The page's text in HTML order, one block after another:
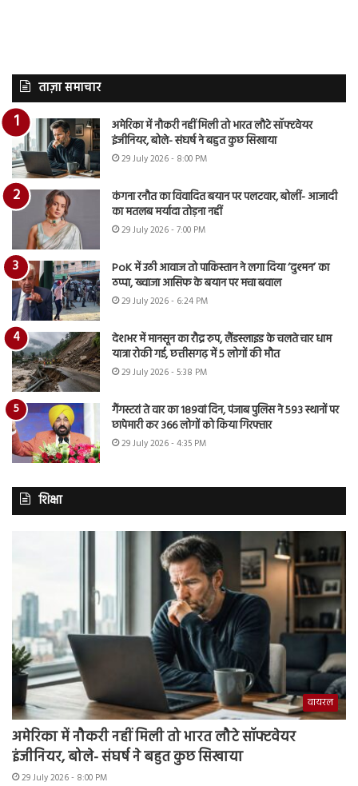
ताज़ा समाचार
अमेरिका में नौकरी नहीं मिली तो भारत लौटे सॉफ्टवेयर
इंजीनियर, बोले- संघर्ष ने बहुत कुछ सिखाया
29 July 2026 - 8:00 PM
कंगना रनौत का विवादित बयान पर पलटवार, बोलीं- आजादी
का मतलब मर्यादा तोड़ना नहीं
29 July 2026 - 7:00 PM
PoK में उठी आवाज तो पाकिस्तान ने लगा दिया ‘दुश्मन’ का
ठप्पा, ख्वाजा आसिफ के बयान पर मचा बवाल
29 July 2026 - 6:24 PM
देशभर में मानसून का रौद्र रुप, लैंडस्लाइड के चलते चार धाम
यात्रा रोकी गई, छत्तीसगढ़ में 5 लोगों की मौत
29 July 2026 - 5:38 PM
गैंगस्टरां ते वार का 189वां दिन, पंजाब पुलिस ने 593 स्थानों पर
छापेमारी कर 366 लोगों को किया गिरफ्तार
29 July 2026 - 4:35 PM
शिक्षा
वायरल
अमेरिका में नौकरी नहीं मिली तो भारत लौटे सॉफ्टवेयर
इंजीनियर, बोले- संघर्ष ने बहुत कुछ सिखाया
29 July 2026 - 8:00 PM